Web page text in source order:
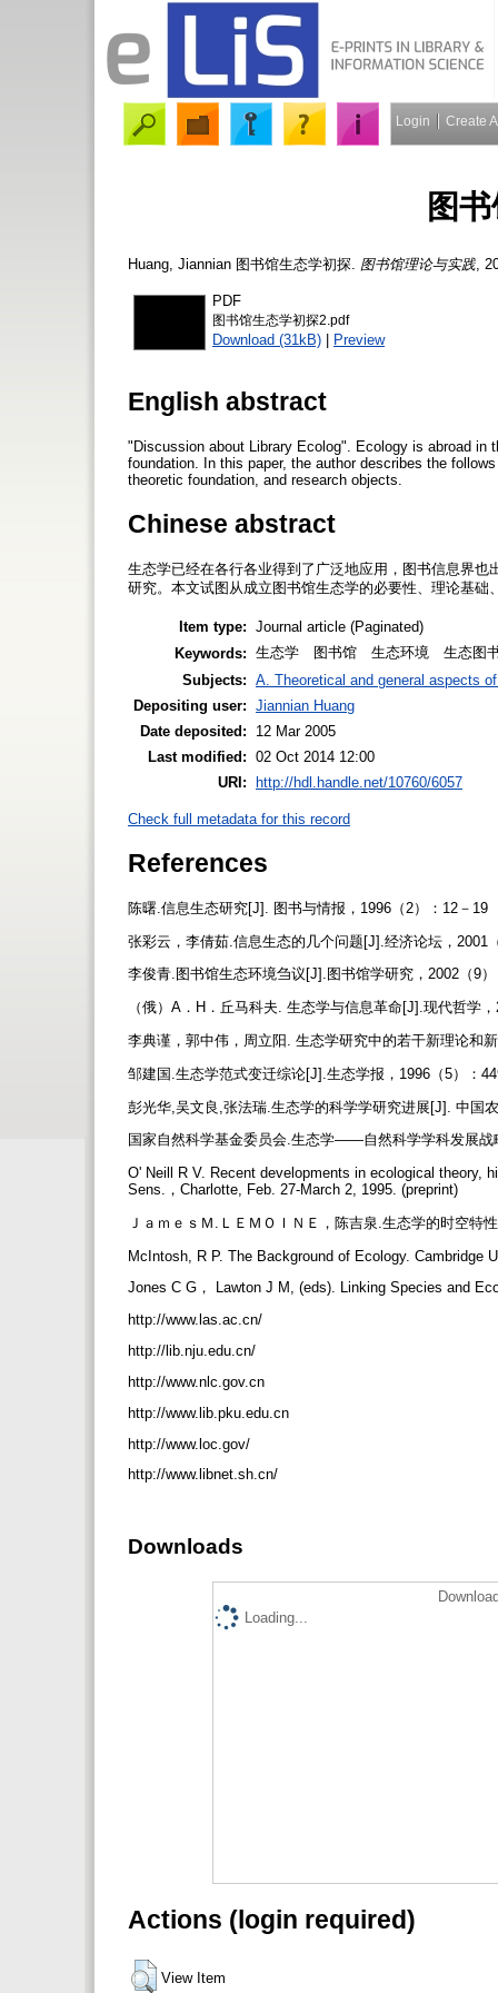
Login Create
图
Huang, Jiannian 图书馆生态学初探. 图书馆理论与实践,
PDF
图书馆生态学初探2.pdf
Download (31kB) | Preview
English abstract
"Discussion about Library Ecolog". Ecology is abroad in
foundation. In this paper, the author describes the
theoretic foundation, and research objects.
Chinese abstract
生态学已经在各行各业得到了广泛地应用，图书信息界
研究。本文试图从成立图书馆生态学的必要性、理论基
Item type: Journal article (Paginated)
Keywords: 生态学 图书馆 生态环境 生态图书
Subjects: A. Theoretical and general aspects
Depositing user: Jiannian Huang
Date deposited:
12 Mar 2005
Last modified: 02 Oct 2014 12:00
URI:
http://hdl.handle.net/10760/6057
Check full metadata for this record
References
陈曙.信息生态研究[J]. 图书与情报，1996（2）：12－19
张彩云，李倩茹.信息生态的几个问题[J].经济论坛，2001
李俊青.图书馆生态环境刍议[J].图书馆学研究，2002（9
（俄）A．H．丘马科夫. 生态学与信息革命[J].现代哲学
李典谨，郭中伟，周立阳. 生态学研究中的若干新理论和
邹建国.生态学范式变迁综论[J].生态学报，1996（5）：
彭光华,吴文良,张法瑞.生态学的科学学研究进展[J]. 中国
国家自然科学基金委员会.生态学——自然科学学科发展
O' Neill R V. Recent developments in ecological theory,
Sens.，Charlotte, Feb. 27-March 2, 1995. (preprint)
ＪａｍｅｓＭ.ＬＥＭＯＩＮＥ，陈吉泉.生态学的时空特
McIntosh, R P. The Background of Ecology. Cambridge
Jones C G， Lawton J M, (eds). Linking Species and
http://www.las.ac.cn/
http://lib.nju.edu.cn/
http://www.nlc.gov.cn
http://www.lib.pku.edu.cn
http://www.loc.gov/
http://www.libnet.sh.cn/
Downloads
Loading...
Actions (login required)
View Item